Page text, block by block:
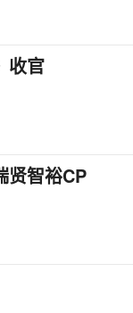
收官
贤智裕CP